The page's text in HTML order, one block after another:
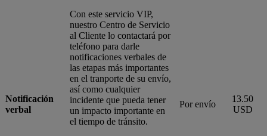
Notificación
verbal
Con este servicio VIP,
nuestro Centro de Servicio
al Cliente lo contactará por
teléfono para darle
notificaciones verbales de
las etapas más importantes
en el tranporte de su envío,
así como cualquier
incidente que pueda tener
un impacto importante en
el tiempo de tránsito.
Por envío
13.50
USD